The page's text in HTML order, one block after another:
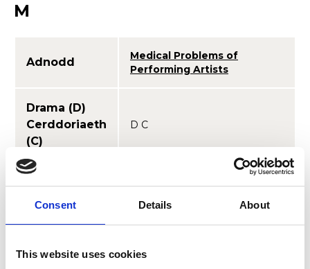
Consent Details About
This website uses cookies
M
Adnodd
Medical Problems of
Performing Artists
Drama (D)
Cerddoriaeth
(C)
D C
Disgrifiad
papurau ymchwil a adolygwyd
gan gymheiriaid yn ymdrin â
ag actorion, dawnswyr,